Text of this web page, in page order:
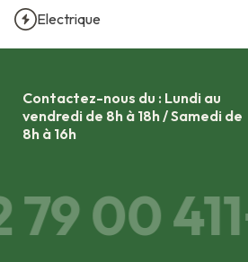
Electrique
Contactez-nous du : Lundi au
vendredi de 8h à 18h / Samedi de
8h à 16h
00 411